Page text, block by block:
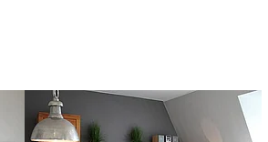
Show larger version for: